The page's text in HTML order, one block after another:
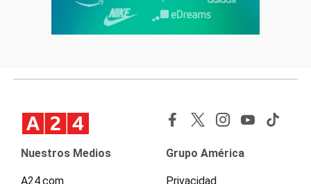
Nuestros Medios
A24.com
Grupo América
Privacidad